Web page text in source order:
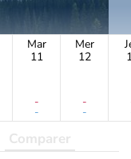
Mar
11
-
-
Mer
12
-
-
Comparer